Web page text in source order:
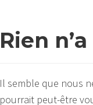
Rien
Il semble que nous
pourrait peut-être